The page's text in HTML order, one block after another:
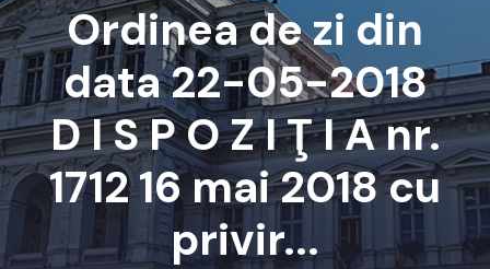
Ordinea de zi din
data 22-05-2018
D I S P O Z I Ţ I A nr.
1712 16 mai 2018 cu
privir...